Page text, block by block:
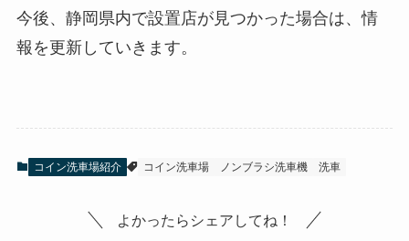
今後、静岡県内で設置店が見つかった場合は、情
報を更新していきます。
コイン洗車場紹介 コイン洗車場 ノンブラシ洗車機 洗車
よかったらシェアしてね！